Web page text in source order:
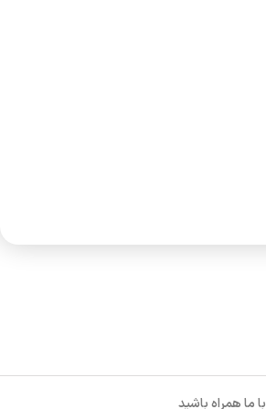
با ما همراه باشید